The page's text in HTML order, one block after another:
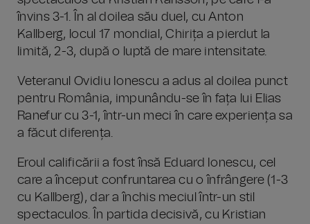
învins 3-1. În al doilea său duel, cu Anton
Kallberg, locul 17 mondial, Chirița a pierdut la
limită, 2-3, după o luptă de mare intensitate.
Veteranul Ovidiu Ionescu a adus al doilea punct
pentru România, impunându-se în fața lui Elias
Ranefur cu 3-1, într-un meci în care experiența sa
a făcut diferența.
Eroul calificării a fost însă Eduard Ionescu, cel
care a început confruntarea cu o înfrângere (1-3
cu Kallberg), dar a închis meciul într-un stil
spectaculos. În partida decisivă, cu Kristian